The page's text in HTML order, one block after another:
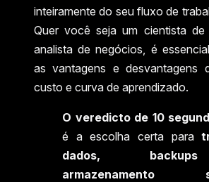
inteiramente do seu fluxo de
Quer você seja um cientista
analista de negócios, é
as vantagens e desvantagens
custo e curva de aprendizado.
O veredicto de 10
é a escolha certa para
dados,
armazenamento